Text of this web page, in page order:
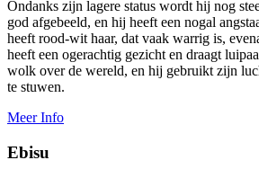
Ondanks zijn lagere status wordt hij nog
god afgebeeld, en hij heeft een nogal
heeft rood-wit haar, dat vaak warrig is,
heeft een ogerachtig gezicht en draagt
wolk over de wereld, en hij gebruikt zijn
te stuwen.
Meer Info
Ebisu